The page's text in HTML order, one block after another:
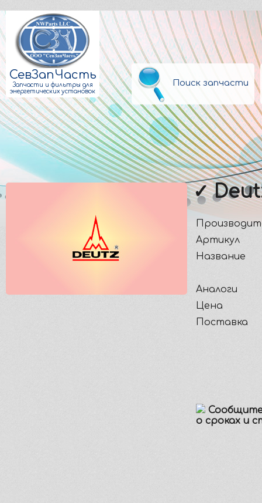
СевЗапЧасть
Запчасти и фильтры для
энергетических установок
Поиск запчасти
✓
Артикул
Название
Аналоги
Цена
Поставка
о сроках и